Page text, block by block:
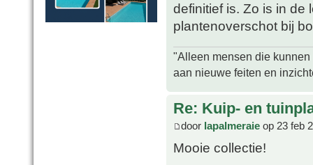
definitief is. Zo is in de
plantenoverschot bij
"Alleen mensen die
aan nieuwe feiten en
Re: Kuip- en
door lapalmeraie op 23 feb
Mooie collectie!